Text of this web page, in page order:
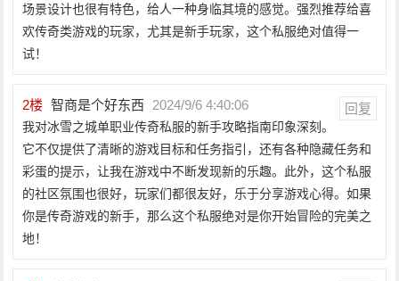
场景设计也很有特色，给人一种身临其境的感觉。强烈推荐给喜
欢传奇类游戏的玩家，尤其是新手玩家，这个私服绝对值得一
试！
2楼 智商是个好东西 2024/9/6 4:40:06 回复
我对冰雪之城单职业传奇私服的新手攻略指南印象深刻。
它不仅提供了清晰的游戏目标和任务指引，还有各种隐藏任务和
彩蛋的提示，让我在游戏中不断发现新的乐趣。此外，这个私服
的社区氛围也很好，玩家们都很友好，乐于分享游戏心得。如果
你是传奇游戏的新手，那么这个私服绝对是你开始冒险的完美之
地！